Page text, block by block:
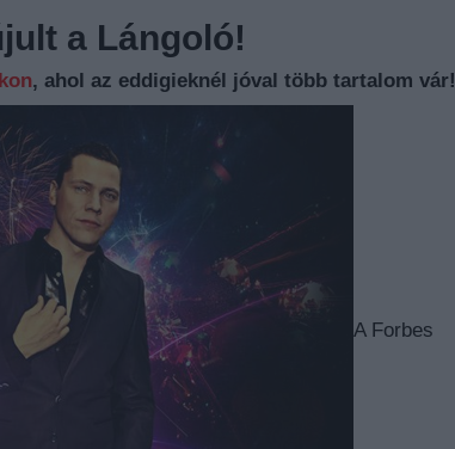
a Lángoló!
, ahol az eddigieknél jóval több tartalom vár!
A Forbes